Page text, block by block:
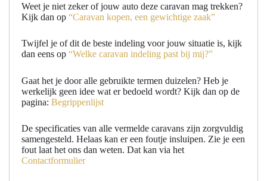
Weet je niet zeker of jouw auto deze caravan mag trekken?
Kijk dan op “Caravan kopen, een gewichtige zaak”
Twijfel je of dit de beste indeling voor jouw situatie is, kijk
dan eens op “Welke caravan indeling past bij mij?”
Gaat het je door alle gebruikte termen duizelen? Heb je
werkelijk geen idee wat er bedoeld wordt? Kijk dan op de
pagina: Begrippenlijst
De specificaties van alle vermelde caravans zijn zorgvuldig
samengesteld. Helaas kan er een foutje insluipen. Zie je een
fout laat het ons dan weten. Dat kan via het
Contactformulier